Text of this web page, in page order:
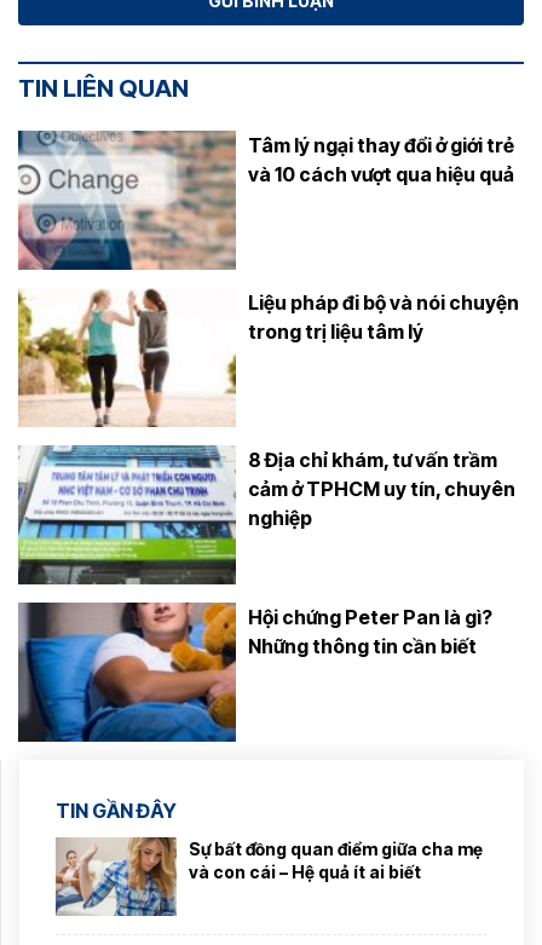
TIN LIÊN QUAN
Tâm lý ngại thay đổi ở giới trẻ
và 10 cách vượt qua hiệu quả
Liệu pháp đi bộ và nói chuyện
trong trị liệu tâm lý
8 Địa chỉ khám, tư vấn trầm
cảm ở TPHCM uy tín, chuyên
nghiệp
Hội chứng Peter Pan là gì?
Những thông tin cần biết
TIN GẦN ĐÂY
Sự bất đồng quan điểm giữa cha mẹ
và con cái – Hệ quả ít ai biết